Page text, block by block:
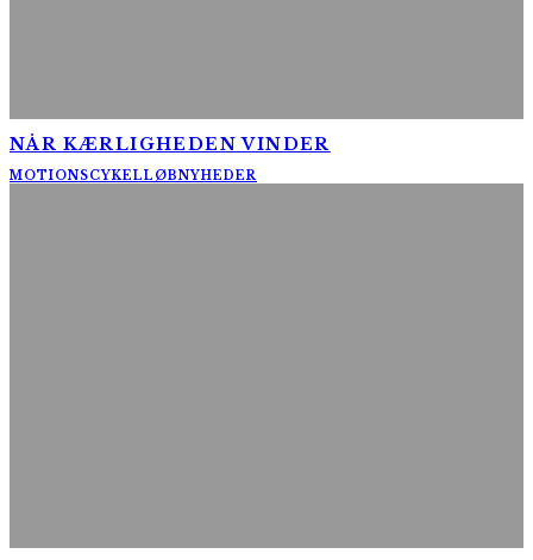
NÅR KÆRLIGHEDEN VINDER
MOTIONSCYKELLØBNYHEDER